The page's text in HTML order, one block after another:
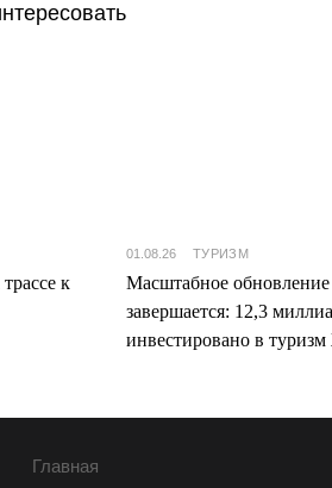
к
01.08.26 ТУРИЗМ
Масштабное
завершается: 12,3
инвестировано в туризм
Главная